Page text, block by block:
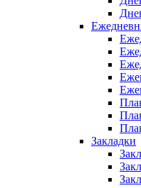
Закладки